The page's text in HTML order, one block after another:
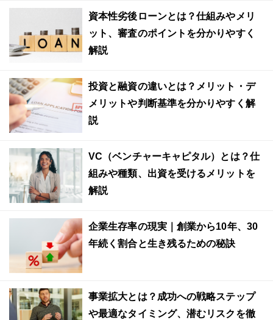
資本性劣後ローンとは？仕組みやメリ
ット、審査のポイントを分かりやすく
解説
投資と融資の違いとは？メリット・デ
メリットや判断基準を分かりやすく解
説
VC（ベンチャーキャピタル）とは？仕
組みや種類、出資を受けるメリットを
解説
企業生存率の現実｜創業から10年、30
年続く割合と生き残るための秘訣
事業拡大とは？成功への戦略ステップ
や最適なタイミング、潜むリスクを徹